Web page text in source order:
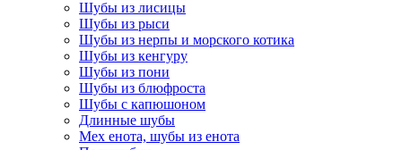
Шубы из лисицы
Шубы из рыси
Шубы из нерпы и морского котика
Шубы из кенгуру
Шубы из пони
Шубы из блюфроста
Шубы с капюшоном
Длинные шубы
Мех енота, шубы из енота